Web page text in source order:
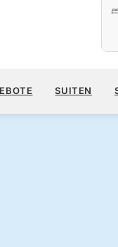
MIT DEM TARIF ALL-
SUITEN